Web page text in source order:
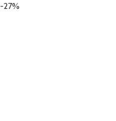
-27%